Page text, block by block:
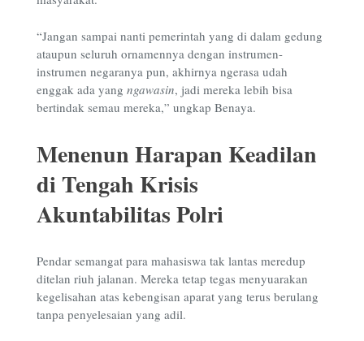
“Jangan sampai nanti pemerintah yang di dalam gedung
ataupun seluruh ornamennya dengan instrumen-
instrumen negaranya pun, akhirnya ngerasa udah
enggak ada yang ngawasin, jadi mereka lebih bisa
bertindak semau mereka,” ungkap Benaya.
Menenun Harapan Keadilan
di Tengah Krisis
Akuntabilitas Polri
Pendar semangat para mahasiswa tak lantas meredup
ditelan riuh jalanan. Mereka tetap tegas menyuarakan
kegelisahan atas kebengisan aparat yang terus berulang
tanpa penyelesaian yang adil.